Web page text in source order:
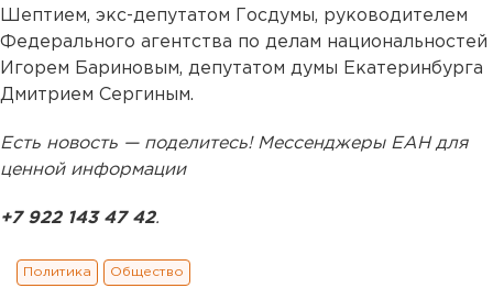
Шептием, экс-депутатом Госдумы, руководителем
Федерального агентства по делам национальностей
Игорем Бариновым, депутатом думы Екатеринбурга
Дмитрием Сергиным.
Есть новость — поделитесь! Мессенджеры ЕАН для
ценной информации
+7 922 143 47 42.
Политика Общество